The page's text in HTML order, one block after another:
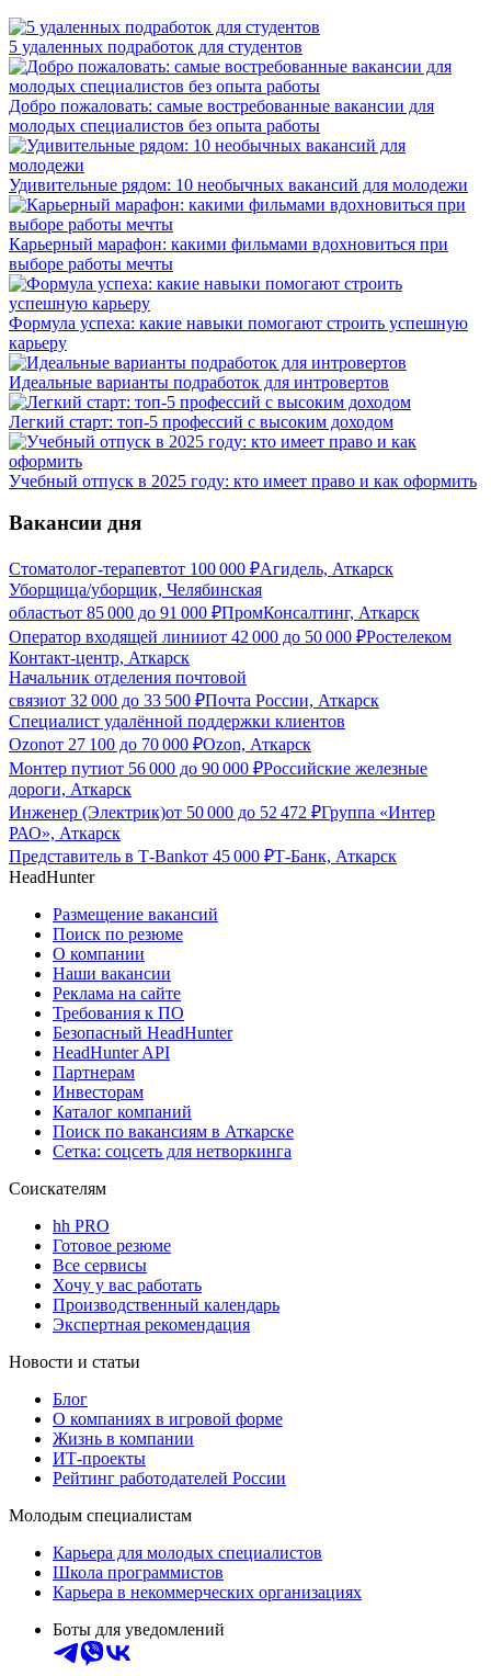
5 удаленных подработок для студентов
Добро пожаловать: самые востребованные вакансии для
молодых специалистов без опыта работы
Удивительные рядом: 10 необычных вакансий для молодежи
Карьерный марафон: какими фильмами вдохновиться при
выборе работы мечты
Формула успеха: какие навыки помогают строить успешную
карьеру
Идеальные варианты подработок для интровертов
Легкий старт: топ-5 профессий с высоким доходом
Учебный отпуск в 2025 году: кто имеет право и как оформить
Вакансии дня
Стоматолог-терапевтот 100 000 ₽Агидель, Аткарск
Уборщица/уборщик, Челябинская
областьот 85 000 до 91 000 ₽ПромКонсалтинг, Аткарск
Оператор входящей линииот 42 000 до 50 000 ₽Ростелеком
Контакт-центр, Аткарск
Начальник отделения почтовой
связиот 32 000 до 33 500 ₽Почта России, Аткарск
Специалист удалённой поддержки клиентов
Ozonот 27 100 до 70 000 ₽Ozon, Аткарск
Монтер путиот 56 000 до 90 000 ₽Российские железные
дороги, Аткарск
Инженер (Электрик)от 50 000 до 52 472 ₽Группа «Интер
РАО», Аткарск
Представитель в Т-Bankот 45 000 ₽Т-Банк, Аткарск
HeadHunter
Размещение вакансий
Поиск по резюме
О компании
Наши вакансии
Реклама на сайте
Требования к ПО
Безопасный HeadHunter
HeadHunter API
Партнерам
Инвесторам
Каталог компаний
Поиск по вакансиям в Аткарске
Сетка: соцсеть для нетворкинга
Соискателям
hh PRO
Готовое резюме
Все сервисы
Хочу у вас работать
Производственный календарь
Экспертная рекомендация
Новости и статьи
Блог
О компаниях в игровой форме
Жизнь в компании
ИТ-проекты
Рейтинг работодателей России
Молодым специалистам
Карьера для молодых специалистов
Школа программистов
Карьера в некоммерческих организациях
Боты для уведомлений